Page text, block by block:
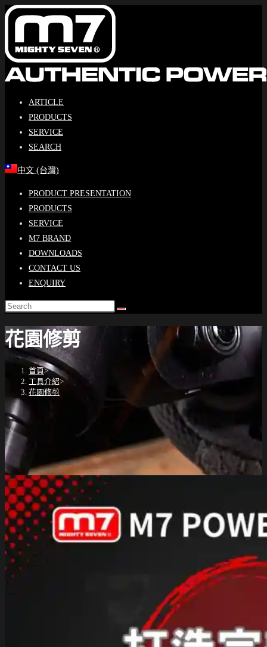
Skip
content
ARTICLE
PRODUCTS
SERVICE
SEARCH
中文 (台灣)
PRODUCT PRESENTATION
PRODUCTS
SERVICE
M7 BRAND
DOWNLOADS
CONTACT US
ENQUIRY
花園修剪
首頁>
工具介紹>
花園修剪